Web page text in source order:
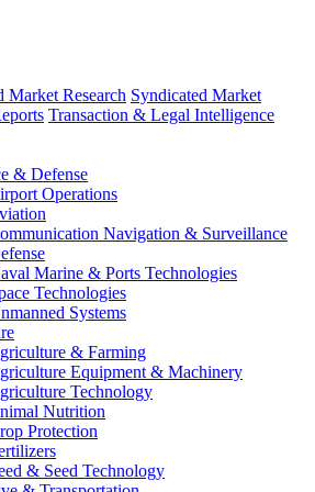
Market Research Syndicated Market
Transaction & Legal Intelligence
& Defense
Operations
Navigation & Surveillance
Marine & Ports Technologies
Technologies
Systems
& Farming
Equipment & Machinery
Technology
Nutrition
Protection
& Seed Technology